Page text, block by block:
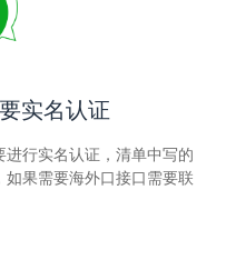
实名认证
行实名认证，清单中写的
果需要海外口接口需要联